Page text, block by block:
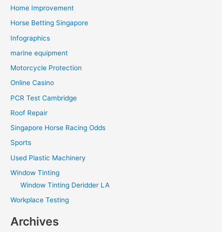
Home Improvement
Horse Betting Singapore
Infographics
marine equipment
Motorcycle Protection
Online Casino
PCR Test Cambridge
Roof Repair
Singapore Horse Racing Odds
Sports
Used Plastic Machinery
Window Tinting
Window Tinting Deridder LA
Workplace Testing
Archives